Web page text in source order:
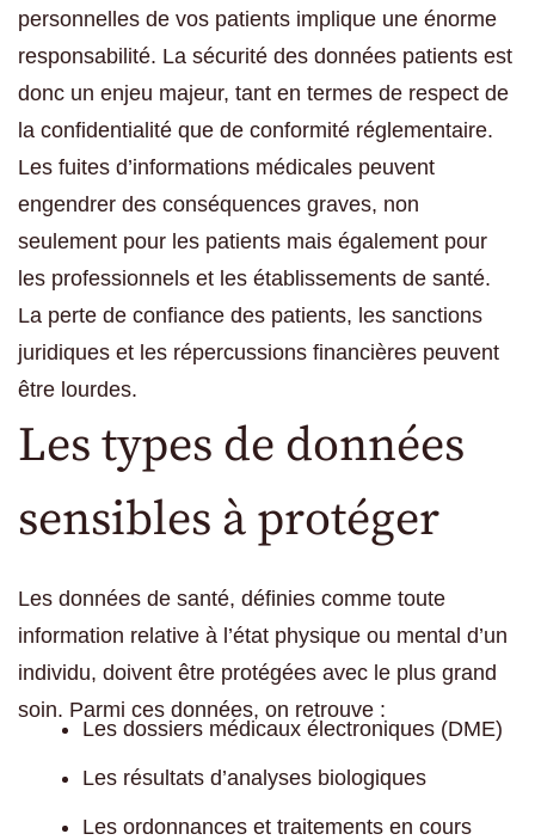
personnelles de vos patients implique une énorme
responsabilité. La sécurité des données patients est
donc un enjeu majeur, tant en termes de respect de
la confidentialité que de conformité réglementaire.
Les fuites d’informations médicales peuvent
engendrer des conséquences graves, non
seulement pour les patients mais également pour
les professionnels et les établissements de santé.
La perte de confiance des patients, les sanctions
juridiques et les répercussions financières peuvent
être lourdes.
Les types de données
sensibles à protéger
Les données de santé, définies comme toute
information relative à l’état physique ou mental d’un
individu, doivent être protégées avec le plus grand
soin. Parmi ces données, on retrouve :
Les dossiers médicaux électroniques (DME)
Les résultats d’analyses biologiques
Les ordonnances et traitements en cours